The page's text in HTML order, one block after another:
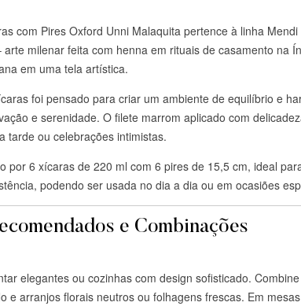
com Pires Oxford Unni Malaquita pertence à linha
arte milenar feita com henna em rituais de casamento
em uma tela artística.
foi pensado para criar um ambiente de equilíbrio e
e serenidade. O filete marrom aplicado com
tarde ou celebrações intimistas.
por 6 xícaras de 220 ml com 6 pires de 15,5 cm, ideal
podendo ser usada no dia a dia ou em ocasiões
e Combinações
elegantes ou cozinhas com design sofisticado.
e arranjos florais neutros ou folhagens frescas. Em